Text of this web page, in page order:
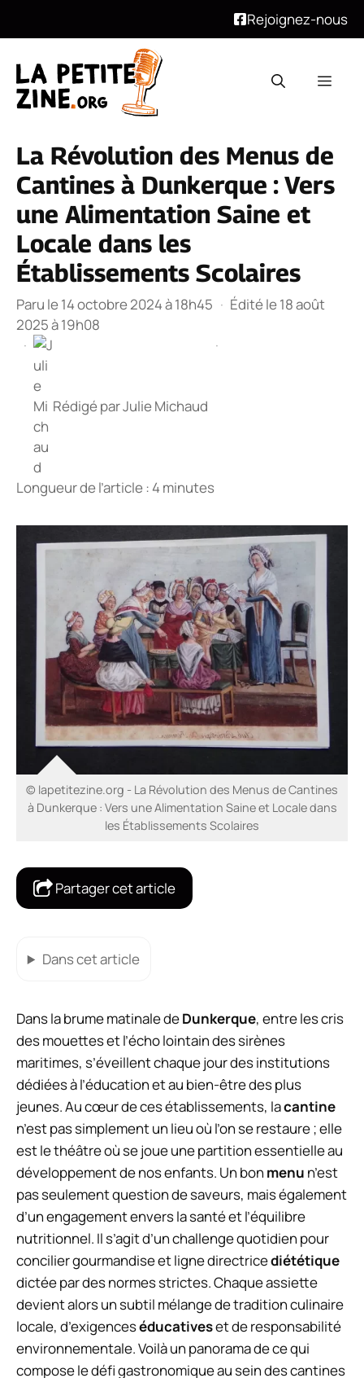
Rejoignez-nous
contenu
La Révolution des Menus de
Cantines à Dunkerque : Vers
une Alimentation Saine et
Locale dans les
Établissements Scolaires
Paru le 14 octobre 2024 à 18h45 · Édité le 18 août
2025 à 19h08
·
Rédigé parJulie Michaud
·
Longueur de l’article : 4 minutes
© lapetitezine.org - La Révolution des Menus de Cantines
à Dunkerque : Vers une Alimentation Saine et Locale dans
les Établissements Scolaires
Partager cet article
Dans cet article
Dans la brume matinale deDunkerque, entre les cris
des mouettes et l’écho lointain des sirènes
maritimes, s’éveillent chaque jour des institutions
dédiées à l’éducation et au bien-être des plus
jeunes. Au cœur de ces établissements, lacantine
n’est pas simplement un lieu où l’on se restaure ; elle
est le théâtre où se joue une partition essentielle au
développement de nos enfants. Un bon menu n’est
pas seulement question de saveurs, mais également
d’un engagement envers la santé et l’équilibre
nutritionnel. Il s’agit d’un challenge quotidien pour
concilier gourmandise et ligne directricediététique
dictée par des normes strictes. Chaque assiette
devient alors un subtil mélange de tradition culinaire
locale, d’exigenceséducativeset de responsabilité
environnementale. Voilà un panorama de ce qui
compose le défi gastronomique au sein des cantines